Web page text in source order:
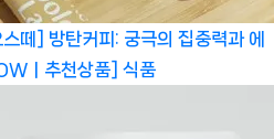
떼] 방탄커피: 궁극의 집중력과 에
ㅣ추천상품] 식품